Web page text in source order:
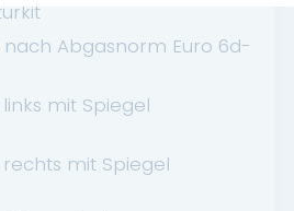
Abgasnorm Euro 6d-
mit Spiegel
mit Spiegel